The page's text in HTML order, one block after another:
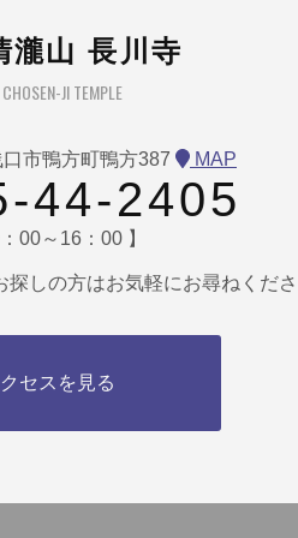
瀧山 長川寺
JI TEMPLE
市鴨方町鴨方387 MAP
44-2405
00～16：00 】
しの方はお気軽にお尋ねくだ
セスを見る